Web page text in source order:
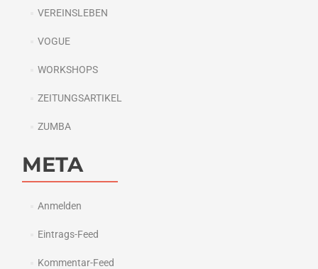
VEREINSLEBEN
VOGUE
WORKSHOPS
ZEITUNGSARTIKEL
ZUMBA
META
Anmelden
Eintrags-Feed
Kommentar-Feed